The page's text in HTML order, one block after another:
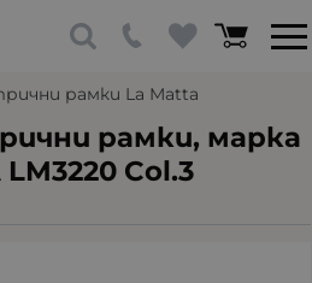
рамки La Matta
рамки, марка
Col.3